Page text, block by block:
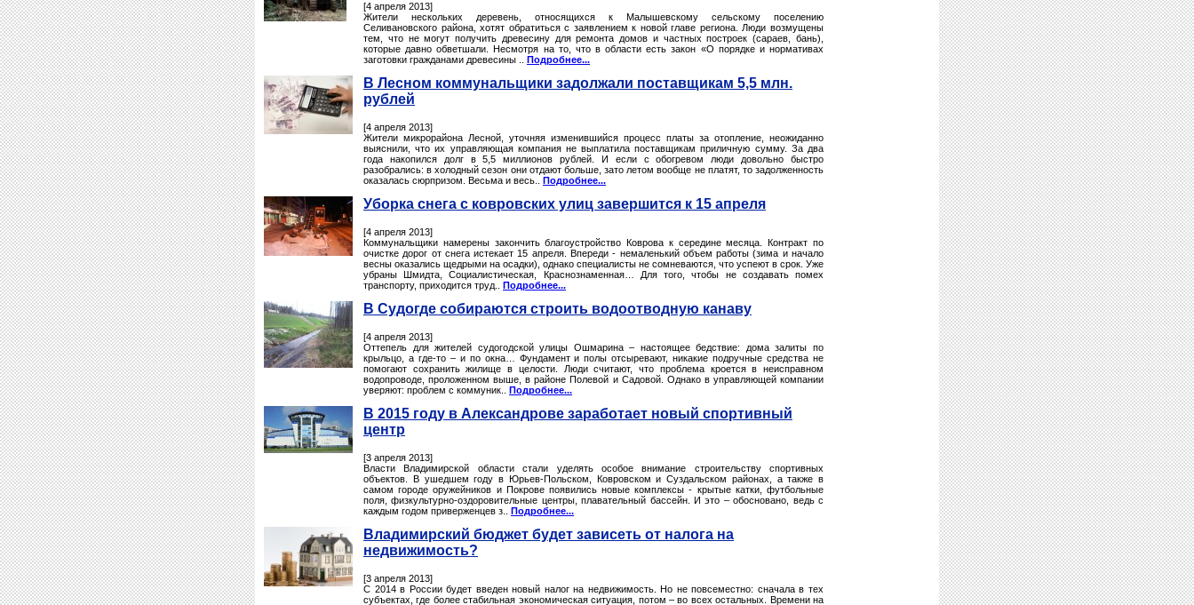
[4 апреля 2013]
Жители нескольких деревень, относящихся к Малышевскому сельскому поселению
Селивановского района, хотят обратиться с заявлением к новой главе региона. Люди возмущены
тем, что не могут получить древесину для ремонта домов и частных построек (сараев, бань),
которые давно обветшали. Несмотря на то, что в области есть закон «О порядке и нормативах
заготовки гражданами древесины .. Подробнее...
В Лесном коммунальщики задолжали поставщикам 5,5 млн.
рублей
[4 апреля 2013]
Жители микрорайона Лесной, уточняя изменившийся процесс платы за отопление, неожиданно
выяснили, что их управляющая компания не выплатила поставщикам приличную сумму. За два
года накопился долг в 5,5 миллионов рублей. И если с обогревом люди довольно быстро
разобрались: в холодный сезон они отдают больше, зато летом вообще не платят, то задолженность
оказалась сюрпризом. Весьма и весь.. Подробнее...
Уборка снега с ковровских улиц завершится к 15 апреля
[4 апреля 2013]
Коммунальщики намерены закончить благоустройство Коврова к середине месяца. Контракт по
очистке дорог от снега истекает 15 апреля. Впереди - немаленький объем работы (зима и начало
весны оказались щедрыми на осадки), однако специалисты не сомневаются, что успеют в срок. Уже
убраны Шмидта, Социалистическая, Краснознаменная… Для того, чтобы не создавать помех
транспорту, приходится труд.. Подробнее...
В Судогде собираются строить водоотводную канаву
[4 апреля 2013]
Оттепель для жителей судогодской улицы Ошмарина – настоящее бедствие: дома залиты по
крыльцо, а где-то – и по окна… Фундамент и полы отсыревают, никакие подручные средства не
помогают сохранить жилище в целости. Люди считают, что проблема кроется в неисправном
водопроводе, проложенном выше, в районе Полевой и Садовой. Однако в управляющей компании
уверяют: проблем с коммуник.. Подробнее...
В 2015 году в Александрове заработает новый спортивный
центр
[3 апреля 2013]
Власти Владимирской области стали уделять особое внимание строительству спортивных
объектов. В ушедшем году в Юрьев-Польском, Ковровском и Суздальском районах, а также в
самом городе оружейников и Покрове появились новые комплексы - крытые катки, футбольные
поля, физкультурно-оздоровительные центры, плавательный бассейн. И это – обосновано, ведь с
каждым годом приверженцев з.. Подробнее...
Владимирский бюджет будет зависеть от налога на
недвижимость?
[3 апреля 2013]
С 2014 в России будет введен новый налог на недвижимость. Но не повсеместно: сначала в тех
субъектах, где более стабильная экономическая ситуация, потом – во всех остальных. Времени на